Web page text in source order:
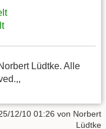
Lüdtke. Alle
12/10 01:26 von Norbert
Lüdtke